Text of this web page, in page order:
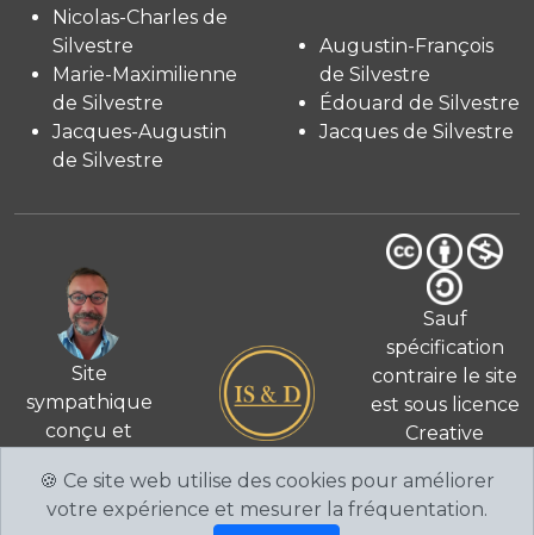
Nicolas-Charles de
Silvestre
Marie-Maximilienne
de Silvestre
Jacques-Augustin
de Silvestre
Augustin-François
de Silvestre
Édouard de Silvestre
Jacques de Silvestre
Site
sympathique
conçu et
par Fabien de
Silvestre
© 2026
Sauf
spécification
contraire le site
est sous licence
Creative
International
CC BY-NC-
🍪 Ce site web utilise des cookies pour améliorer
votre expérience et mesurer la fréquentation.